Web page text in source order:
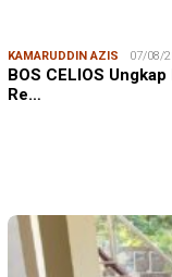
KAMARUDDIN AZIS 07/08/
BOS CELIOS
Re…